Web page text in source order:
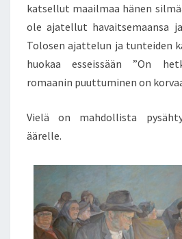
katsellut maailmaa hänen
ole ajatellut havaitsemaansa
Tolosen ajattelun ja tunteiden
huokaa esseissään ”On
romaanin puuttuminen on
Vielä on mahdollista
äärelle.